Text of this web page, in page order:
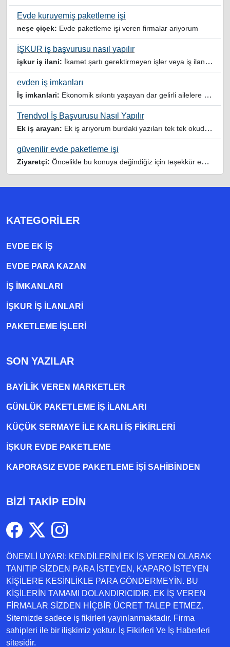
Evde kuruyemiş paketleme işi
neşe çiçek: Evde paketleme işi veren firmalar ariyorum
İŞKUR iş başvurusu nasıl yapılır
işkur iş ilani: İkamet şartı gerektirmeyen işler veya iş ilanlari da listelensin. Arama sonucuna işverenin tercih ettiği ikamet illeri de eklense olmazmi
evden iş imkanları
İş imkanlari: Ekonomik sıkıntı yaşayan dar gelirli ailelere özellikle evde iş imkanı sağlayan bu durumdan istifade eden ev hanımlarına büyük bir nimet çalışmak ev Ekonomisine benim gibi destek olmak isteyenler sağlam güvenilir sitelere rağbet etsin her ilan yada reklam doğru adres olmayabiliyor arkadaşlar, bu alanda bize yol gösteren yardımcı olan doğru şekilde yönlendiren sayfaya teşekkür ederim elinize emeklerine sağlık
Trendyol İş Başvurusu Nasıl Yapılır
Ek iş arayan: Ek iş arıyorum burdaki yazıları tek tek okudum faydalı iş imkanları var tsk let
güvenilir evde paketleme işi
Ziyaretçi: Öncelikle bu konuya değindiğiz için teşekkür ederim maalesef bu tarzda yazılarla inanıp aldanan ve dolandirilan insanlar oluyor, o yüzden bu sektörlerde işini hakkıyla yapan siteler ve sayfalara itibar edilmeli,üç beş demeden ek gelir ile evine destek olmayan iyi niyetli insanlarında iyi niyetleri suistimal edilmemeli,sayfanızın geniş kitlelere doğru ve gerçek adresten ulaşması temennisiyle kolaylıklar dilerim..
KATEGORILER
EVDE EK IŞ
EVDE PARA KAZAN
İŞ İMKANLARI
İŞKUR İŞ İLANLARI
PAKETLEME IŞLERI
SON YAZILAR
BAYILIK VEREN MARKETLER
GÜNLÜK PAKETLEME İŞ İLANLARI
KÜÇÜK SERMAYE ILE KARLI İŞ FIKIRLERI
İŞKUR EVDE PAKETLEME
KAPORASIZ EVDE PAKETLEME IŞI SAHIBINDEN
BİZİ TAKİP EDİN
ÖNEMLİ UYARI: KENDİLERİNİ EK İŞ VEREN OLARAK
TANITIP SİZDEN PARA İSTEYEN, KAPARO İSTEYEN
KİŞİLERE KESİNLİKLE PARA GÖNDERMEYİN. BU
KİŞİLERİN TAMAMI DOLANDIRICIDIR. EK İŞ VEREN
FİRMALAR SİZDEN HİÇBİR ÜCRET TALEP ETMEZ.
Sitemizde sadece iş fikirleri yayınlanmaktadır. Firma
sahipleri ile bir ilişkimiz yoktur. İş Fikirleri Ve İş Haberleri
sitesidir.